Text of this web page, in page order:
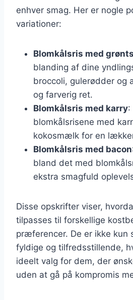
enhver smag. Her er nogle
variationer:
Blomkålsris med
blanding af dine
broccoli, gulerødder og
og farverig ret.
Blomkålsris med karry:
blomkålsrisene med
kokosmælk for en
Blomkålsris med bacon
bland det med
ekstra smagfuld
Disse opskrifter viser,
tilpasses til forskellige
præferencer. De er ikke kun
fyldige og tilfredsstillende,
ideelt valg for dem, der
uden at gå på kompromis